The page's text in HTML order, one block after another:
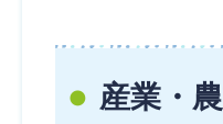
産業・